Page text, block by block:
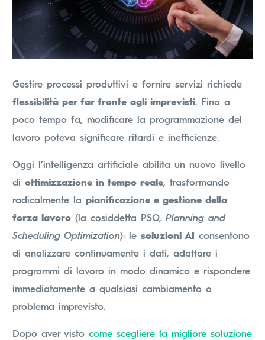
Gestire processi produttivi e fornire servizi richiede
flessibilità per far fronte agli imprevisti. Fino a
poco tempo fa, modificare la programmazione del
lavoro poteva significare ritardi e inefficienze.
Oggi l’intelligenza artificiale abilita un nuovo livello
diottimizzazione in tempo reale, trasformando
radicalmente lapianificazione e gestione della
forza lavoro (la cosiddetta PSO,Planning and
Scheduling Optimization): lesoluzioni AI consentono
di analizzare continuamente i dati, adattare i
programmi di lavoro in modo dinamico e rispondere
immediatamente a qualsiasi cambiamento o
problema imprevisto.
Dopo aver vistocome scegliere la migliore soluzione